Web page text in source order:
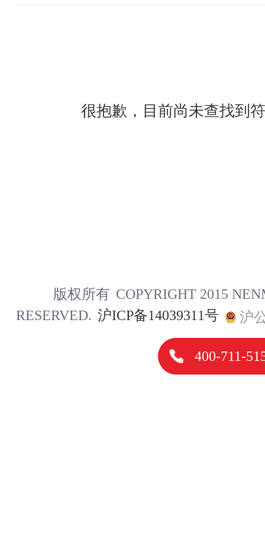
很抱歉，目前尚未查找到
版权所有 COPYRIGHT 2015
RESERVED. 沪ICP备14039311号 沪
400-711-